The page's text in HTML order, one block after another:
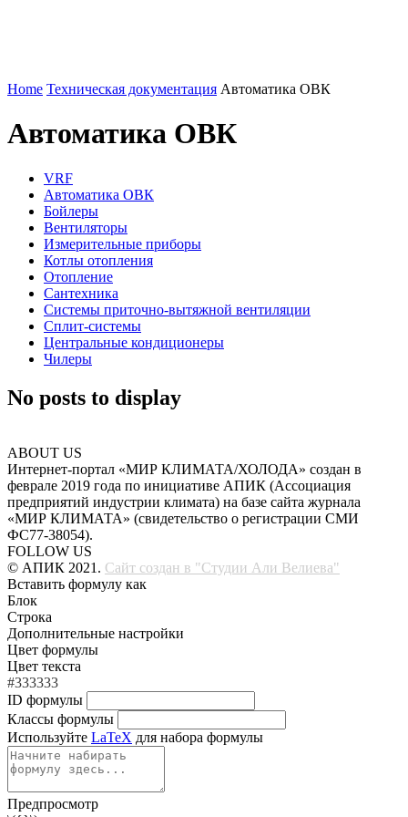
Home Техническая документация Автоматика ОВК
Автоматика ОВК
VRF
Автоматика ОВК
Бойлеры
Вентиляторы
Измерительные приборы
Котлы отопления
Отопление
Сантехника
Системы приточно-вытяжной вентиляции
Сплит-системы
Центральные кондиционеры
Чилеры
No posts to display
ABOUT US
Интернет-портал «МИР КЛИМАТА/ХОЛОДА» создан в
феврале 2019 года по инициативе АПИК (Ассоциация
предприятий индустрии климата) на базе сайта журнала
«МИР КЛИМАТА» (свидетельство о регистрации СМИ
ФС77-38054).
FOLLOW US
© АПИК 2021. Сайт создан в "Студии Али Велиева"
Вставить формулу как
Блок
Строка
Дополнительные настройки
Цвет формулы
Цвет текста
#333333
ID формулы
Классы формулы
Используйте LaTeX для набора формулы
Предпросмотр